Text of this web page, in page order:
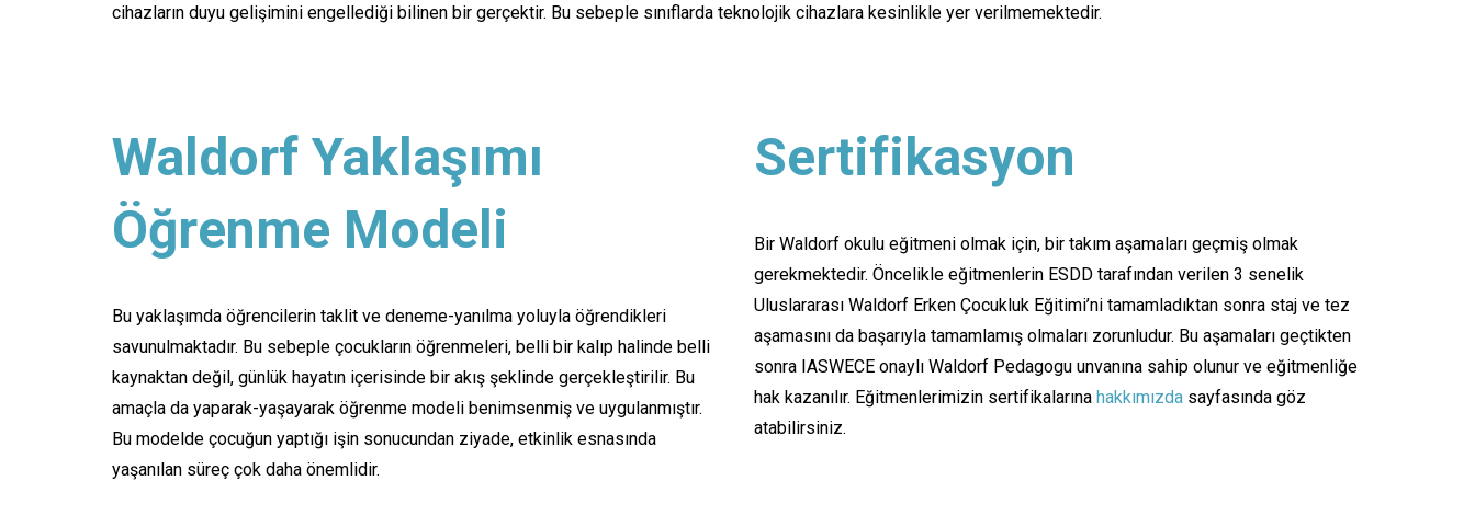
cihazların duyu gelişimini engellediği bilinen bir gerçektir. Bu sebeple sınıflarda teknolojik cihazlara kesinlikle yer verilmemektedir.
Waldorf Yaklaşımı
Öğrenme Modeli
Bu yaklaşımda öğrencilerin taklit ve deneme-yanılma yoluyla öğrendikleri
savunulmaktadır. Bu sebeple çocukların öğrenmeleri, belli bir kalıp halinde belli
kaynaktan değil, günlük hayatın içerisinde bir akış şeklinde gerçekleştirilir. Bu
amaçla da yaparak-yaşayarak öğrenme modeli benimsenmiş ve uygulanmıştır.
Bu modelde çocuğun yaptığı işin sonucundan ziyade, etkinlik esnasında
yaşanılan süreç çok daha önemlidir.
Sertifikasyon
Bir Waldorf okulu eğitmeni olmak için, bir takım aşamaları geçmiş olmak
gerekmektedir. Öncelikle eğitmenlerin ESDD tarafından verilen 3 senelik
Uluslararası Waldorf Erken Çocukluk Eğitimi’ni tamamladıktan sonra staj ve tez
aşamasını da başarıyla tamamlamış olmaları zorunludur. Bu aşamaları geçtikten
sonra IASWECE onaylı Waldorf Pedagogu unvanına sahip olunur ve eğitmenliğe
hak kazanılır. Eğitmenlerimizin sertifikalarına hakkımızda sayfasında göz
atabilirsiniz.